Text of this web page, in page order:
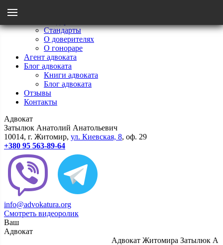
Стандарты
О доверителях
О гонораре
Агент адвоката
Блог адвоката
Книги адвоката
Блог адвоката
Отзывы
Контакты
Адвокат
Затылюк Анатолий Анатольевич
10014, г. Житомир, ул. Киевcкая, 8, оф. 29
+380 95 563-89-64
info@advokatura.org
Смотреть видеоролик
Ваш
Адвокат
Адвокат Житомира Затылюк
Назад
Стандарты
О гонораре
О доверителях